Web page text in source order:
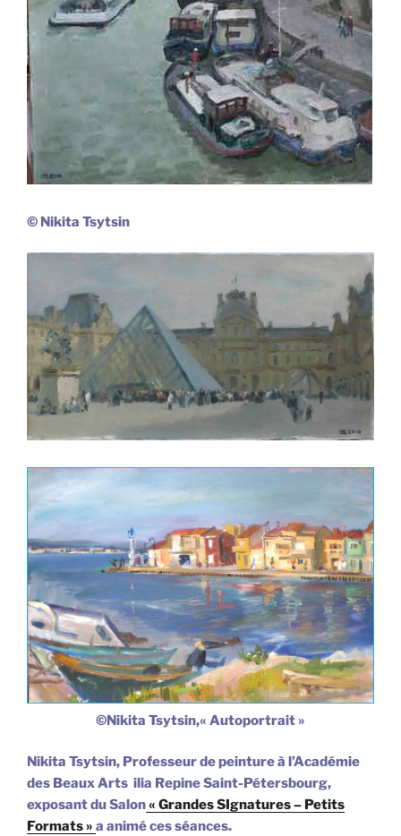
© Nikita Tsytsin
©Nikita Tsytsin,« Autoportrait »
Nikita Tsytsin, Professeur de peinture à l’Académie
des Beaux Arts ilia Repine Saint-Pétersbourg,
exposant du Salon« Grandes SIgnatures – Petits
Formats » a animé ces séances.